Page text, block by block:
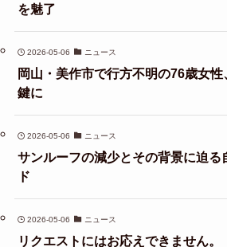
を魅了
2026-05-06 ニュース
岡山・美作市で行方不明の76歳女
鍵に
2026-05-06 ニュース
サンルーフの減少とその背景に迫る
ド
2026-05-06 ニュース
リクエストにはお応えできません。